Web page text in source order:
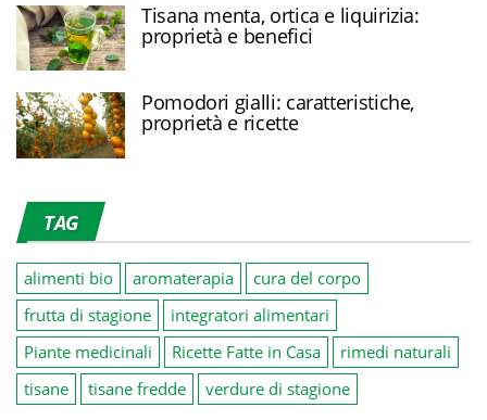
Tisana menta, ortica e liquirizia:
proprietà e benefici
Pomodori gialli: caratteristiche,
proprietà e ricette
TAG
alimenti bio aromaterapia
cura del corpo
frutta di stagione
integratori alimentari
Piante medicinali
Ricette Fatte in Casa
rimedi naturali
tisane
tisane fredde verdure di stagione